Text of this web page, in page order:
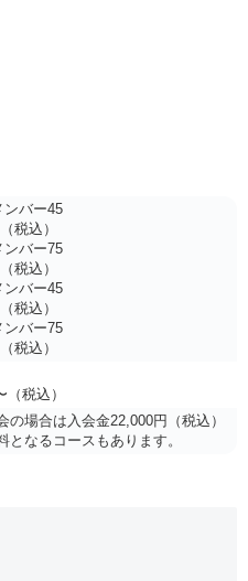
ンバー45
税込）
ンバー75
税込）
ンバー45
税込）
ンバー75
税込）
税込）
の場合は入会金22,000円（税込）
なるコースもあります。